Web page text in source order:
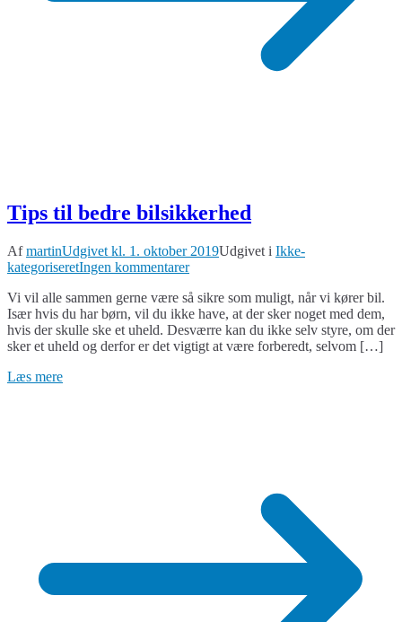
Tips til bedre bilsikkerhed
AfmartinUdgivet kl. 1. oktober 2019Udgivet i Ikke-
kategoriseretIngen kommentarertil
til
bedre
bilsikkerhed
Vi vil alle sammen gerne være så sikre som muligt, når vi kører bil.
Især hvis du har børn, vil du ikke have, at der sker noget med dem,
hvis der skulle ske et uheld. Desværre kan du ikke selv styre, om der
sker et uheld og derfor er det vigtigt at være forberedt, selvom […]
Læs mere